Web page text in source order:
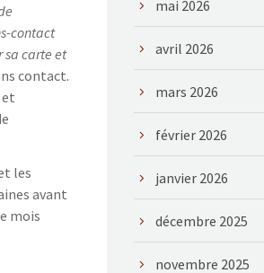
contact
sa carte et
contact.
les
avant
mois
mai 2026
avril 2026
mars 2026
février 2026
janvier 2026
décembre 2025
novembre 2025